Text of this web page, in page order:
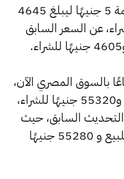
وشهد سعر عيار 14 ارتفاعًا بقيمة 5 جنيهًا ليبلغ 4645
جنيهًا للشراء، عن السعر السابق
بالسوق المصري الآن،
حيث بلغ 55720 جنيهًا للبيع و55320 جنيهًا للشراء،
عن التحديث السابق، حيث
كان قد سجل 55680 جنيهًا للبيع و 55280 جنيهًا